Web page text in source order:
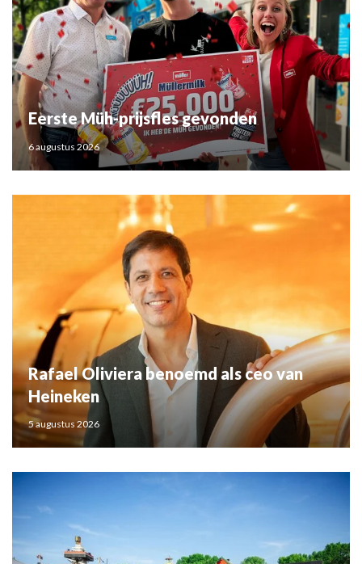
Eerste Müh-prijsfles gevonden
6 augustus 2026
Rafael Oliviera benoemd als ceo van
Heineken
5 augustus 2026